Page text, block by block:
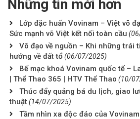
Những tin mới hơn
Lớp đặc huấn Vovinam – Việt võ
Sức mạnh võ Việt kết nối toàn cầu
Võ đạo về nguồn – Khi những trái
hướng về đất tổ (06/07/2025)
Bế mạc khoá Vovinam quốc tế –
| Thể Thao 365 | HTV Thể Thao (10/
Thúc đẩy quảng bá du lịch, giao
thuật(14/07/2025)
Tầm nhìn xa độc đáo của